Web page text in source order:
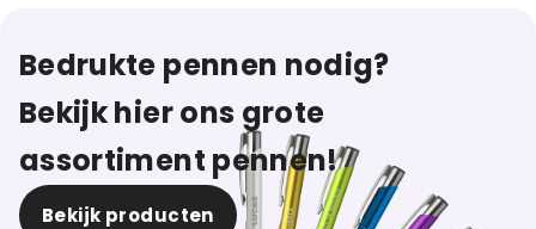
Bedrukte pennen nodig?
Bekijk hier ons grote
assortiment pennen!
Bekijk producten